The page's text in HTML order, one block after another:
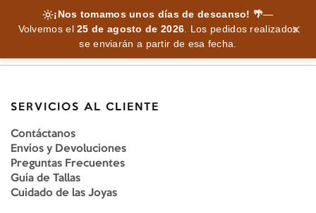
¡Nos tomamos unos días de descanso! 🌴—
Volvemos el25 de agosto de 2026. Los pedidos realizados
se enviarán a partir de esa fecha.
SERVICIOS AL CLIENTE
Contáctanos
Envíos y Devoluciones
Preguntas Frecuentes
Guía de Tallas
Cuidado de las Joyas